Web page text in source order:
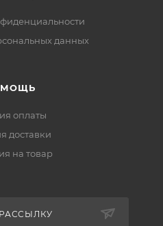
данных
оплаты
доставки
на товар